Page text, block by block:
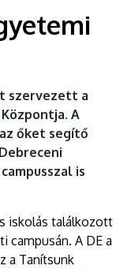
szervezett a
A
őket segítő
is
iskolás találkozott
campusán. A DE a
a Tanítsunk